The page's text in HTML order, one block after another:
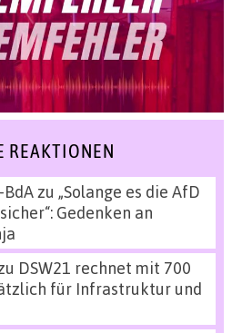
REAKTIONEN
BdAzu „Solange es die AfD
Gedenken an
DSW21 rechnet mit 700
für Infrastruktur und